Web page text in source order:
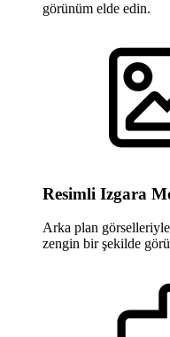
görünüm elde edin.
Resimli Izgara
Arka plan
zengin bir şekilde